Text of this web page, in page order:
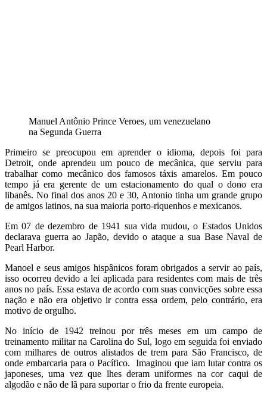
Manuel Antônio Prince Veroes, um venezuelano
na Segunda Guerra
Primeiro se preocupou em aprender o idioma, depois foi para
Detroit, onde aprendeu um pouco de mecânica, que serviu para
trabalhar como mecânico dos famosos táxis amarelos. Em pouco
tempo já era gerente de um estacionamento do qual o dono era
libanês. No final dos anos 20 e 30, Antonio tinha um grande grupo
de amigos latinos, na sua maioria porto-riquenhos e mexicanos.
Em 07 de dezembro de 1941 sua vida mudou, o Estados Unidos
declarava guerra ao Japão, devido o ataque a sua Base Naval de
Pearl Harbor.
Manoel e seus amigos hispânicos foram obrigados a servir ao país,
isso ocorreu devido a lei aplicada para residentes com mais de três
anos no país. Essa estava de acordo com suas convicções sobre essa
nação e não era objetivo ir contra essa ordem, pelo contrário, era
motivo de orgulho.
No início de 1942 treinou por três meses em um campo de
treinamento militar na Carolina do Sul, logo em seguida foi enviado
com milhares de outros alistados de trem para São Francisco, de
onde embarcaria para o Pacífico. Imaginou que iam lutar contra os
japoneses, uma vez que lhes deram uniformes na cor caqui de
algodão e não de lã para suportar o frio da frente europeia.